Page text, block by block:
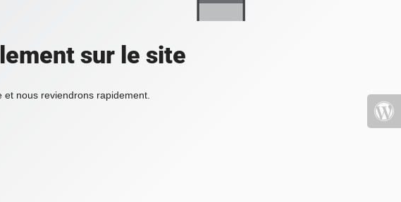
sur le site
nous reviendrons rapidement.